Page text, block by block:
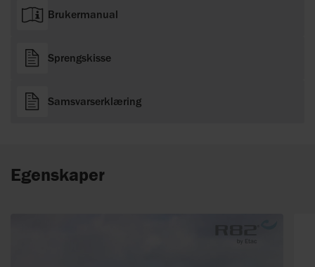
Brukermanual
Sprengskisse
Samsvarserklæring
Egenskaper